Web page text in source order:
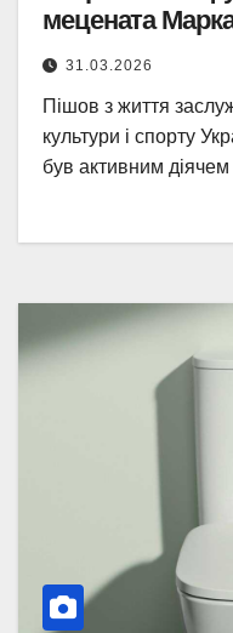
мецената
31.03.2026
Пішов з життя
культури і спорту
був активним